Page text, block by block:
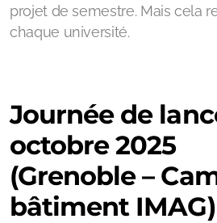
projet de semestre. Mais cela
chaque université.
Journée de
octobre 2025
(Grenoble –
bâtiment IMAG)